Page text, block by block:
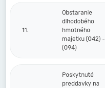
11.
Obstaranie
dlhodobého
hmotného
majetku (042) -
(094)
Poskytnuté
preddavky na